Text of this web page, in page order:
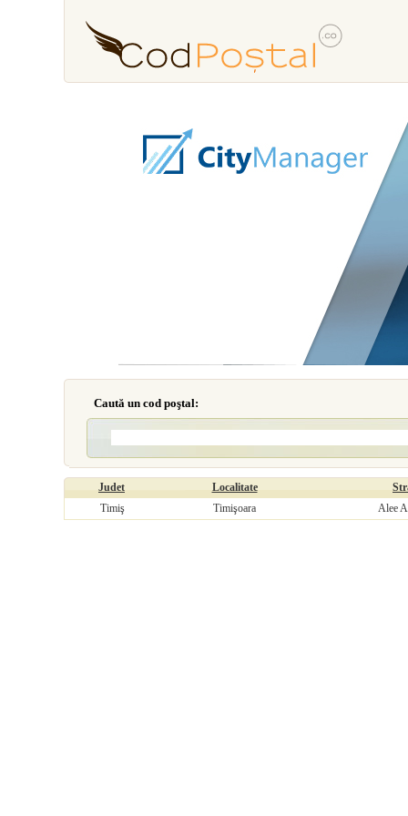
Caută un cod poştal:
Judet Localitate
Timiş
Timişoara Alee